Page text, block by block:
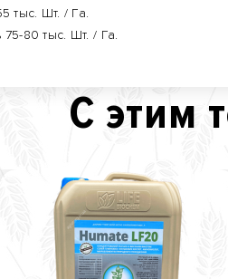
тыс. Шт. / Га.
80 тыс. Шт. / Га.
С этим